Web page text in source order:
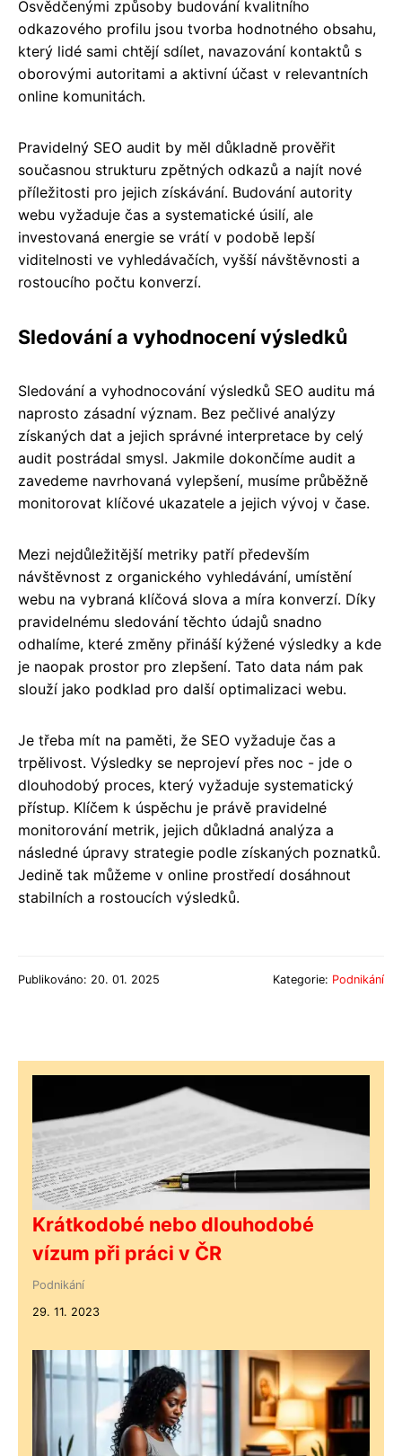
Osvědčenými způsoby budování kvalitního
odkazového profilu jsou tvorba hodnotného obsahu,
který lidé sami chtějí sdílet, navazování kontaktů s
oborovými autoritami a aktivní účast v relevantních
online komunitách.
Pravidelný SEO audit by měl důkladně prověřit
současnou strukturu zpětných odkazů a najít nové
příležitosti pro jejich získávání. Budování autority
webu vyžaduje čas a systematické úsilí, ale
investovaná energie se vrátí v podobě lepší
viditelnosti ve vyhledávačích, vyšší návštěvnosti a
rostoucího počtu konverzí.
Sledování a vyhodnocení výsledků
Sledování a vyhodnocování výsledků SEO auditu má
naprosto zásadní význam. Bez pečlivé analýzy
získaných dat a jejich správné interpretace by celý
audit postrádal smysl. Jakmile dokončíme audit a
zavedeme navrhovaná vylepšení, musíme průběžně
monitorovat klíčové ukazatele a jejich vývoj v čase.
Mezi nejdůležitější metriky patří především
návštěvnost z organického vyhledávání, umístění
webu na vybraná klíčová slova a míra konverzí. Díky
pravidelnému sledování těchto údajů snadno
odhalíme, které změny přináší kýžené výsledky a kde
je naopak prostor pro zlepšení. Tato data nám pak
slouží jako podklad pro další optimalizaci webu.
Je třeba mít na paměti, že SEO vyžaduje čas a
trpělivost. Výsledky se neprojeví přes noc - jde o
dlouhodobý proces, který vyžaduje systematický
přístup. Klíčem k úspěchu je právě pravidelné
monitorování metrik, jejich důkladná analýza a
následné úpravy strategie podle získaných poznatků.
Jedině tak můžeme v online prostředí dosáhnout
stabilních a rostoucích výsledků.
Publikováno: 20. 01. 2025 Kategorie: Podnikání
Krátkodobé nebo dlouhodobé
vízum při práci v ČR
Podnikání
29. 11. 2023